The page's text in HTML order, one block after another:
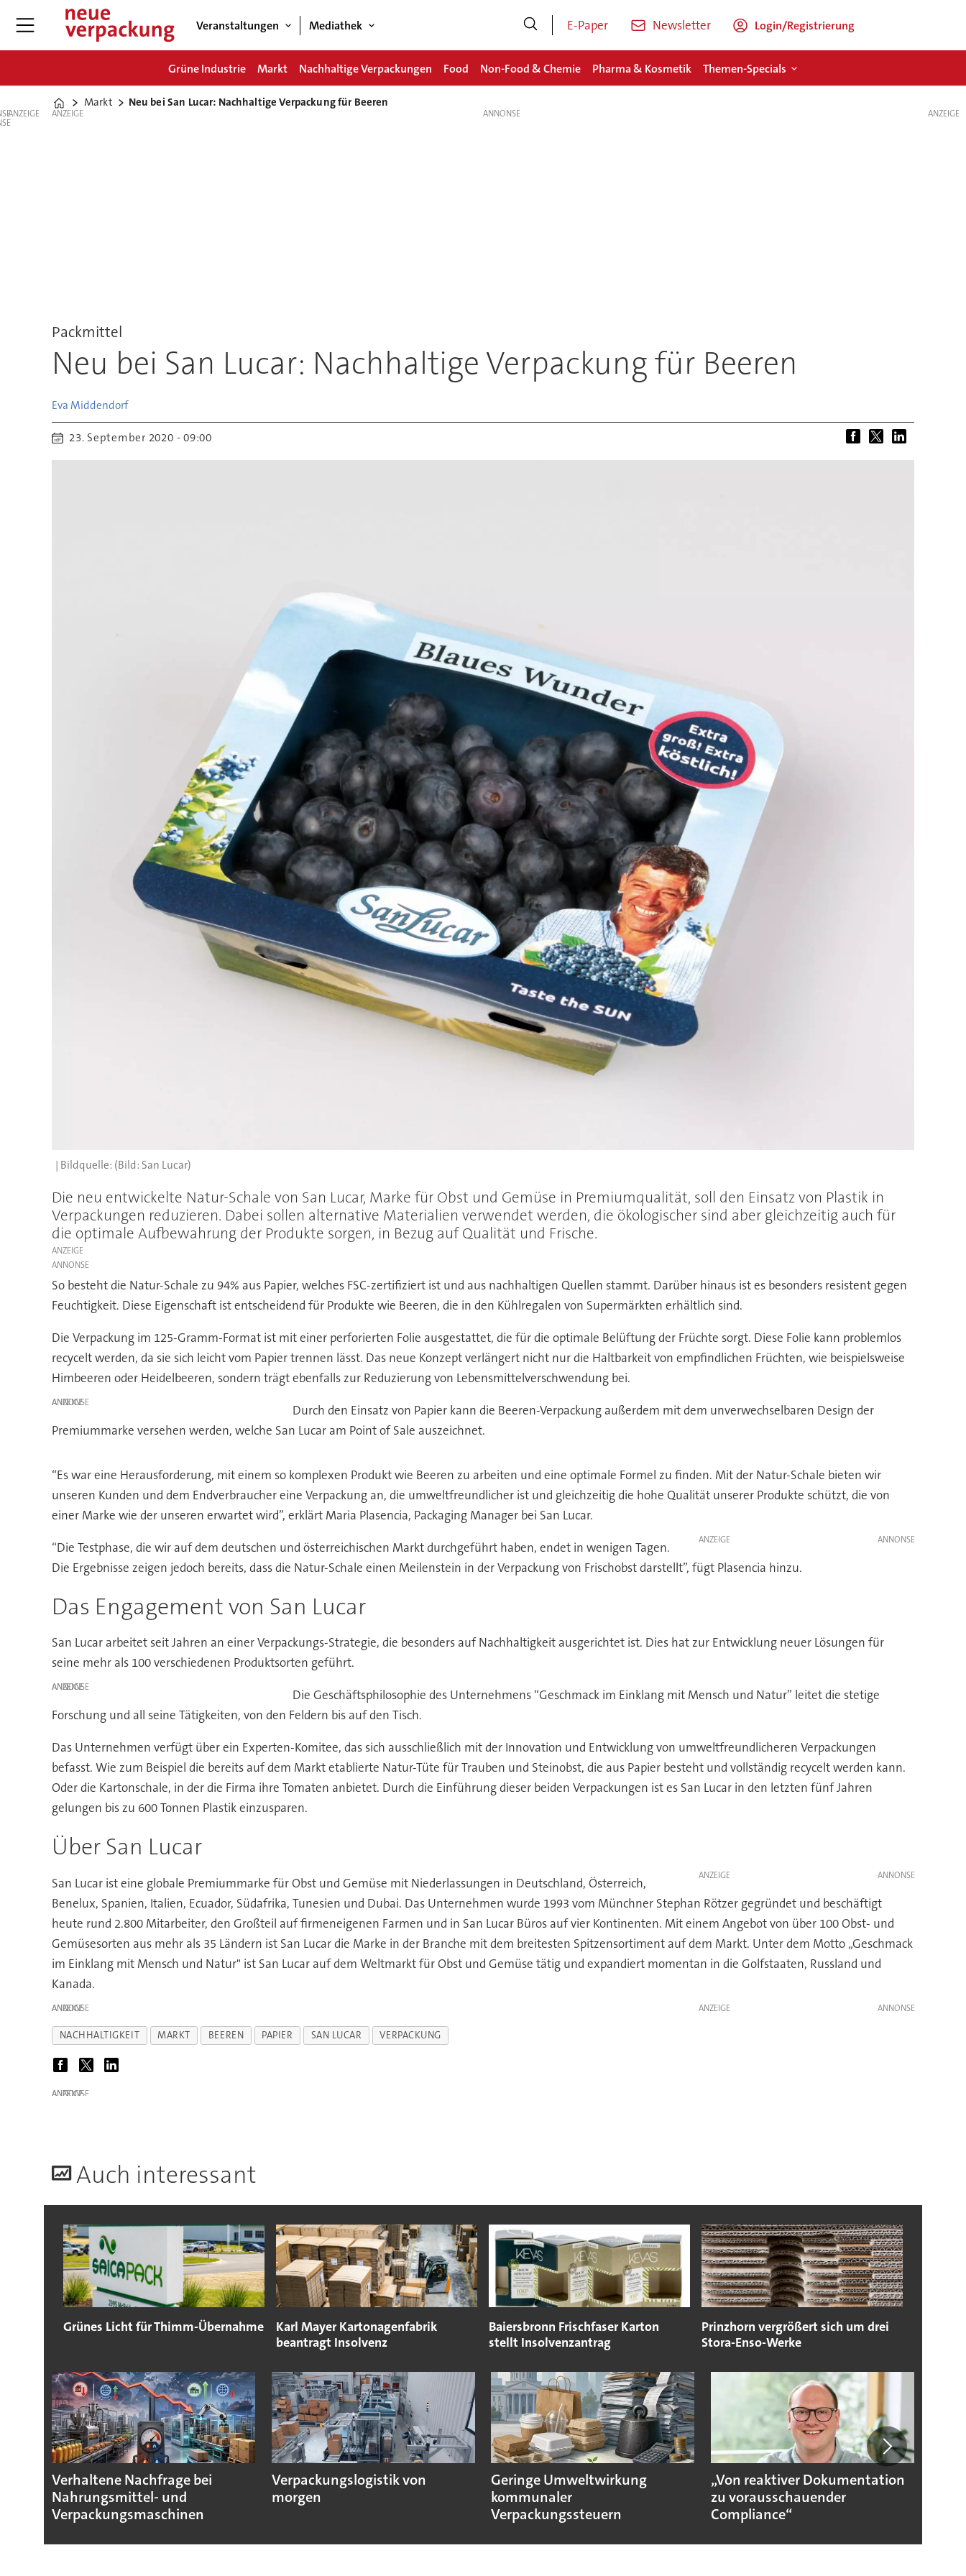
Veranstaltungen Mediathek E-Paper Newsletter Login/Registrierung
Grüne Industrie Markt Nachhaltige Verpackungen Food Non-Food & Chemie Pharma & Kosmetik Themen-Specials
Home
Markt Neu bei San Lucar: Nachhaltige Verpackung für Beeren
ANZEIGE ANZEIGE
Packmittel
Neu bei San Lucar: Nachhaltige Verpackung für Beeren
Eva Middendorf
23. September 2020 - 09:00
(Bild: San Lucar)
Die neu entwickelte Natur-Schale von San Lucar, Marke für Obst und Gemüse in Premiumqualität, soll den Einsatz von Plastik in
Verpackungen reduzieren. Dabei sollen alternative Materialien verwendet werden, die ökologischer sind aber gleichzeitig auch für
die optimale Aufbewahrung der Produkte sorgen, in Bezug auf Qualität und Frische.
ANZEIGE
So besteht die Natur-Schale zu 94% aus Papier, welches FSC-zertifiziert ist und aus nachhaltigen Quellen stammt. Darüber hinaus ist es besonders resistent gegen
Feuchtigkeit. Diese Eigenschaft ist entscheidend für Produkte wie Beeren, die in den Kühlregalen von Supermärkten erhältlich sind.
Die Verpackung im 125-Gramm-Format ist mit einer perforierten Folie ausgestattet, die für die optimale Belüftung der Früchte sorgt. Diese Folie kann problemlos
recycelt werden, da sie sich leicht vom Papier trennen lässt. Das neue Konzept verlängert nicht nur die Haltbarkeit von empfindlichen Früchten, wie beispielsweise
Himbeeren oder Heidelbeeren, sondern trägt ebenfalls zur Reduzierung von Lebensmittelverschwendung bei.
ANZEIGE
Durch den Einsatz von Papier kann die Beeren-Verpackung außerdem mit dem unverwechselbaren Design der
Premiummarke versehen werden, welche San Lucar am Point of Sale auszeichnet.
“Es war eine Herausforderung, mit einem so komplexen Produkt wie Beeren zu arbeiten und eine optimale Formel zu finden. Mit der Natur-Schale bieten wir
unseren Kunden und dem Endverbraucher eine Verpackung an, die umweltfreundlicher ist und gleichzeitig die hohe Qualität unserer Produkte schützt, die von
einer Marke wie der unseren erwartet wird”, erklärt Maria Plasencia, Packaging Manager bei San Lucar.
ANZEIGE
“Die Testphase, die wir auf dem deutschen und österreichischen Markt durchgeführt haben, endet in wenigen Tagen.
Die Ergebnisse zeigen jedoch bereits, dass die Natur-Schale einen Meilenstein in der Verpackung von Frischobst darstellt”, fügt Plasencia hinzu.
Das Engagement von San Lucar
San Lucar arbeitet seit Jahren an einer Verpackungs-Strategie, die besonders auf Nachhaltigkeit ausgerichtet ist. Dies hat zur Entwicklung neuer Lösungen für
seine mehr als 100 verschiedenen Produktsorten geführt.
ANZEIGE
Die Geschäftsphilosophie des Unternehmens “Geschmack im Einklang mit Mensch und Natur” leitet die stetige
Forschung und all seine Tätigkeiten, von den Feldern bis auf den Tisch.
Das Unternehmen verfügt über ein Experten-Komitee, das sich ausschließlich mit der Innovation und Entwicklung von umweltfreundlicheren Verpackungen
befasst. Wie zum Beispiel die bereits auf dem Markt etablierte Natur-Tüte für Trauben und Steinobst, die aus Papier besteht und vollständig recycelt werden kann.
Oder die Kartonschale, in der die Firma ihre Tomaten anbietet. Durch die Einführung dieser beiden Verpackungen ist es San Lucar in den letzten fünf Jahren
gelungen bis zu 600 Tonnen Plastik einzusparen.
Über San Lucar
ANZEIGE
San Lucar ist eine globale Premiummarke für Obst und Gemüse mit Niederlassungen in Deutschland, Österreich,
Benelux, Spanien, Italien, Ecuador, Südafrika, Tunesien und Dubai. Das Unternehmen wurde 1993 vom Münchner Stephan Rötzer gegründet und beschäftigt
heute rund 2.800 Mitarbeiter, den Großteil auf firmeneigenen Farmen und in San Lucar Büros auf vier Kontinenten. Mit einem Angebot von über 100 Obst- und
Gemüsesorten aus mehr als 35 Ländern ist San Lucar die Marke in der Branche mit dem breitesten Spitzensortiment auf dem Markt. Unter dem Motto „Geschmack
im Einklang mit Mensch und Natur" ist San Lucar auf dem Weltmarkt für Obst und Gemüse tätig und expandiert momentan in die Golfstaaten, Russland und
Kanada.
ANZEIGE ANZEIGE
NACHHALTIGKEIT MARKT BEEREN PAPIER SAN LUCAR VERPACKUNG
ANZEIGE
Auch interessant
Grünes Licht für Thimm-Übernahme
Karl Mayer Kartonagenfabrik
beantragt Insolvenz
Baiersbronn Frischfaser Karton
stellt Insolvenzantrag
Prinzhorn vergrößert sich um drei
Stora-Enso-Werke
Verhaltene Nachfrage bei
Nahrungsmittel- und
Verpackungsmaschinen
Verpackungslogistik von
morgen
Geringe Umweltwirkung
kommunaler
Verpackungssteuern
„Von reaktiver Dokumentation
zu vorausschauender
Compliance“
ANZEIGE